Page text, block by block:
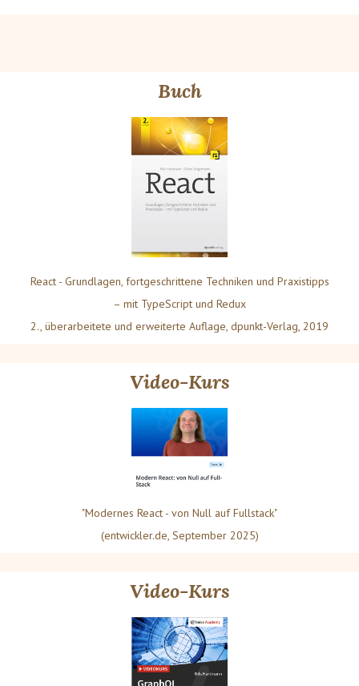
Buch
React - Grundlagen, fortgeschrittene Techniken und Praxistipps
– mit TypeScript und Redux
2., überarbeitete und erweiterte Auflage, dpunkt-Verlag, 2019
Video-Kurs
"Modernes React - von Null auf Fullstack"
(entwickler.de, September 2025)
Video-Kurs